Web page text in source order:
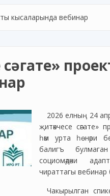
кысаларында вебинар
2026 елның 24
җитәкчесе сәгате»
һәм урта һөнәри
балигъ
социомәдәни
чираттагы вебинар
Чакырылган